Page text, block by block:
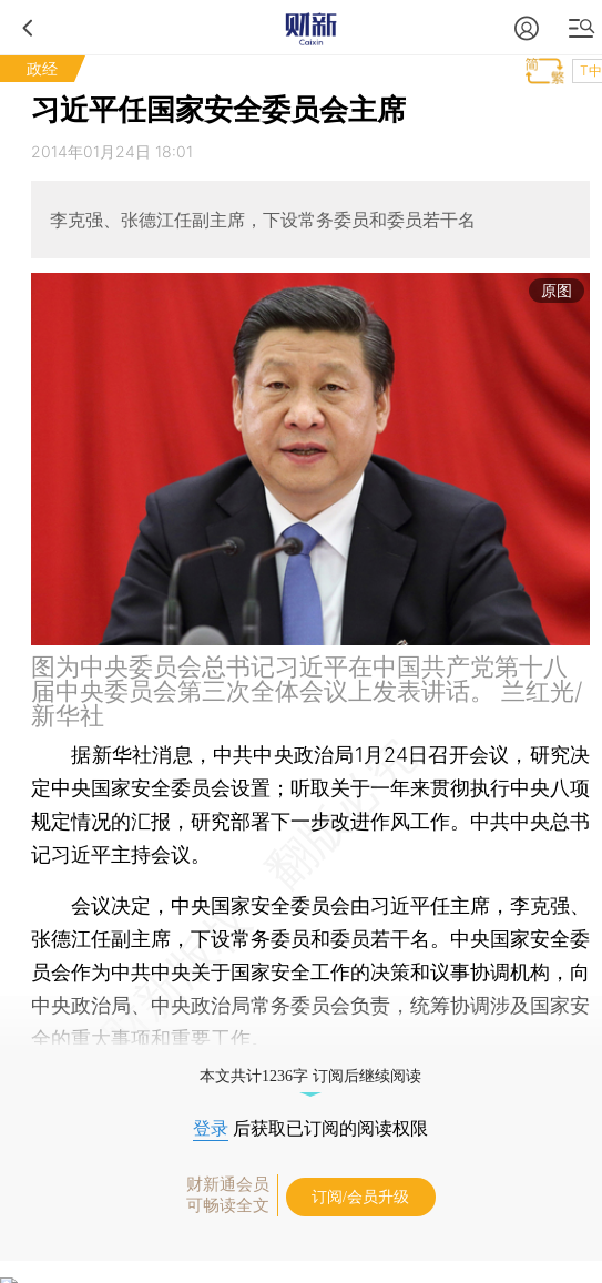
政经 T中
习近平任国家安全委员会主席
2014年01月24日 18:01
李克强、张德江任副主席，下设常务委员和委员若干名
原图
图为中央委员会总书记习近平在中国共产党第十八
届中央委员会第三次全体会议上发表讲话。 兰红光/
新华社
据新华社消息，中共中央政治局1月24日召开会议，研究决
定中央国家安全委员会设置；听取关于一年来贯彻执行中央八项
规定情况的汇报，研究部署下一步改进作风工作。中共中央总书
记习近平主持会议。
会议决定，中央国家安全委员会由习近平任主席，李克强、
张德江任副主席，下设常务委员和委员若干名。中央国家安全委
员会作为中共中央关于国家安全工作的决策和议事协调机构，向
中央政治局、中央政治局常务委员会负责，统筹协调涉及国家安
全的重大事项和重要工作。
本文共计1236字 订阅后继续阅读
登录 后获取已订阅的阅读权限
财新通会员
可畅读全文
订阅/会员升级